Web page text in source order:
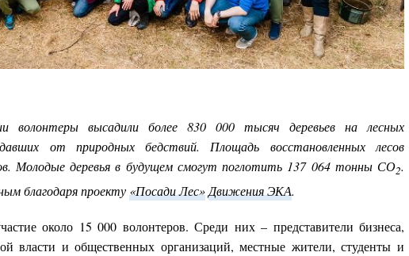
волонтеры высадили более 830 000 тысяч деревьев на лесных
от природных бедствий. Площадь восстановленных лесов
Молодые деревья в будущем смогут поглотить 137 064 тонны СО2.
благодаря проекту «Посади Лес» Движения ЭКА.
около 15 000 волонтеров. Среди них – представители бизнеса,
власти и общественных организаций, местные жители, студенты и